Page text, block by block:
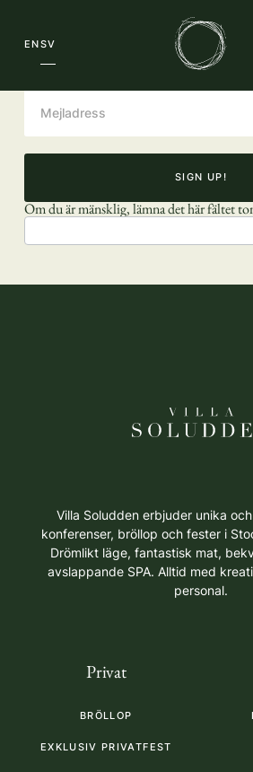
EN SV
Nyhetsbrev
SIGN UP!
Om du är mänsklig, lämna det här fältet
Villa Soludden erbjuder unika
konferenser, bröllop och fester i
Drömlikt läge, fantastisk mat,
avslappande SPA. Alltid med
personal.
Privat
BRÖLLOP
EXKLUSIV PRIVATFEST